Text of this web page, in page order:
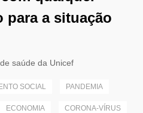
para a situação
saúde da Unicef
SOCIAL PANDEMIA
ECONOMIA CORONA-VÍRUS